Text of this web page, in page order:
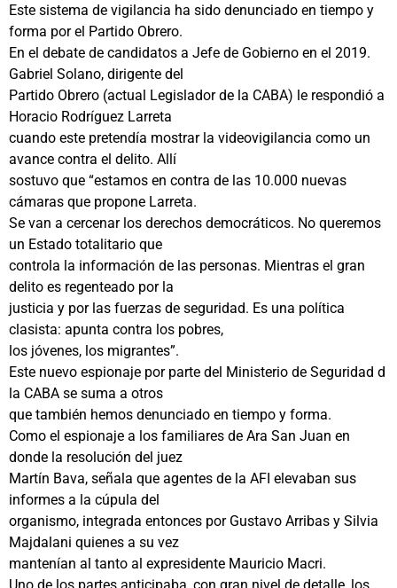
Este sistema de vigilancia ha sido denunciado en tiempo y
forma por el Partido Obrero.
En el debate de candidatos a Jefe de Gobierno en el 2019.
Gabriel Solano, dirigente del
Partido Obrero (actual Legislador de la CABA) le respondió a
Horacio Rodríguez Larreta
cuando este pretendía mostrar la videovigilancia como un
avance contra el delito. Allí
sostuvo que “estamos en contra de las 10.000 nuevas
cámaras que propone Larreta.
Se van a cercenar los derechos democráticos. No queremos
un Estado totalitario que
controla la información de las personas. Mientras el gran
delito es regenteado por la
justicia y por las fuerzas de seguridad. Es una política
clasista: apunta contra los pobres,
los jóvenes, los migrantes”.
Este nuevo espionaje por parte del Ministerio de Seguridad d
la CABA se suma a otros
que también hemos denunciado en tiempo y forma.
Como el espionaje a los familiares de Ara San Juan en
donde la resolución del juez
Martín Bava, señala que agentes de la AFI elevaban sus
informes a la cúpula del
organismo, integrada entonces por Gustavo Arribas y Silvia
Majdalani quienes a su vez
mantenían al tanto al expresidente Mauricio Macri.
Uno de los partes anticipaba, con gran nivel de detalle, los